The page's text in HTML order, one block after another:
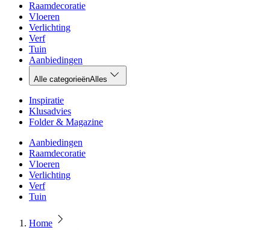
Raamdecoratie
Vloeren
Verlichting
Verf
Tuin
Aanbiedingen
Alle categorieënAlles
Inspiratie
Klusadvies
Folder & Magazine
Aanbiedingen
Raamdecoratie
Vloeren
Verlichting
Verf
Tuin
Home